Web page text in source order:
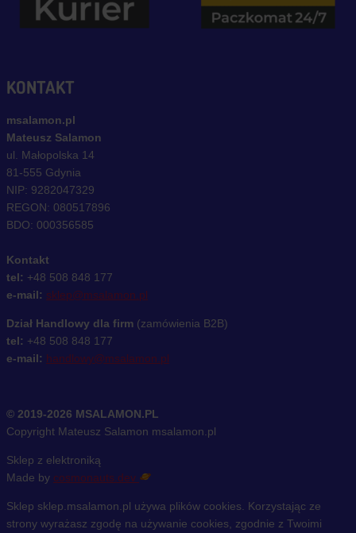
KONTAKT
msalamon.pl
Mateusz Salamon
ul. Małopolska 14
81-555 Gdynia
NIP: 9282047329
REGON: 080517896
BDO: 000356585
Kontakt
tel: +48 508 848 177
e-mail: sklep@msalamon.pl
Dział Handlowy dla firm (zamówienia B2B)
tel: +48 508 848 177
e-mail: handlowy@msalamon.pl
© 2019-2026 MSALAMON.PL
Copyright Mateusz Salamon msalamon.pl
Sklep z elektroniką
Made by cosmonauts.dev
Sklep sklep.msalamon.pl używa plików cookies. Korzystając ze
strony wyrażasz zgodę na używanie cookies, zgodnie z Twoimi